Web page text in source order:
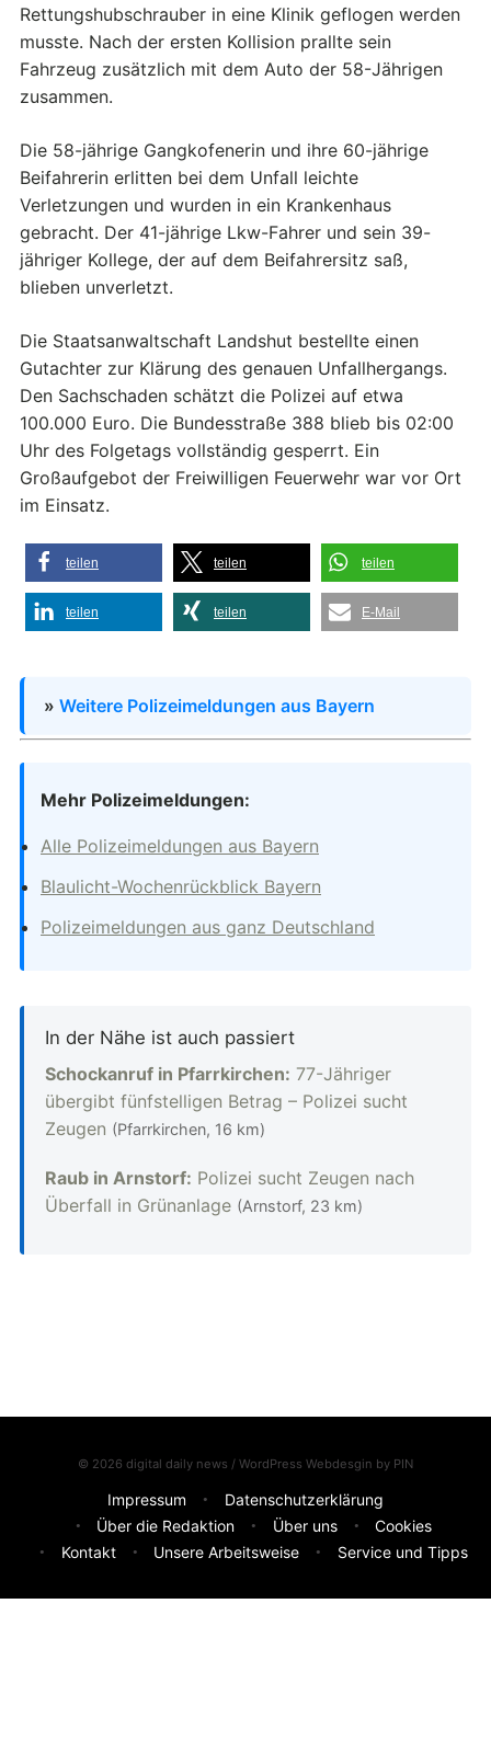
Rettungshubschrauber in eine Klinik geflogen werden
musste. Nach der ersten Kollision prallte sein
Fahrzeug zusätzlich mit dem Auto der 58-Jährigen
zusammen.
Die 58-jährige Gangkofenerin und ihre 60-jährige
Beifahrerin erlitten bei dem Unfall leichte
Verletzungen und wurden in ein Krankenhaus
gebracht. Der 41-jährige Lkw-Fahrer und sein 39-
jähriger Kollege, der auf dem Beifahrersitz saß,
blieben unverletzt.
Die Staatsanwaltschaft Landshut bestellte einen
Gutachter zur Klärung des genauen Unfallhergangs.
Den Sachschaden schätzt die Polizei auf etwa
100.000 Euro. Die Bundesstraße 388 blieb bis 02:00
Uhr des Folgetags vollständig gesperrt. Ein
Großaufgebot der Freiwilligen Feuerwehr war vor Ort
im Einsatz.
teilen teilen teilen
teilen teilen E-Mail
» Weitere Polizeimeldungen aus Bayern
Mehr Polizeimeldungen:
Alle Polizeimeldungen aus Bayern
Blaulicht-Wochenrückblick Bayern
Polizeimeldungen aus ganz Deutschland
In der Nähe ist auch passiert
Schockanruf in Pfarrkirchen: 77-Jähriger
übergibt fünfstelligen Betrag – Polizei sucht
Zeugen (Pfarrkirchen, 16 km)
Raub in Arnstorf: Polizei sucht Zeugen nach
Überfall in Grünanlage (Arnstorf, 23 km)
© 2026 digital daily news / WordPress Webdesgin by PIN
Impressum
Datenschutzerklärung
Über die Redaktion
Über uns
Cookies
Kontakt
Unsere Arbeitsweise Service und Tipps